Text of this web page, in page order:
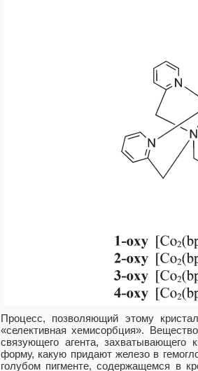
Процесс, позволяющий этому
«селективная хемисорбция».
связующего агента,
форму, какую придают железо в
голубом пигменте, содержащемся в